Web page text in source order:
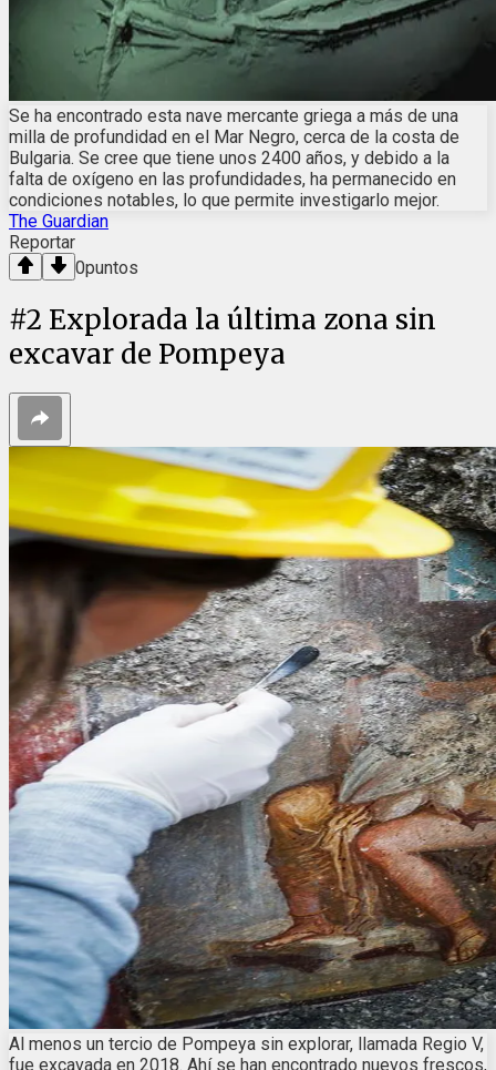
Se ha encontrado esta nave mercante griega a más de una
milla de profundidad en el Mar Negro, cerca de la costa de
Bulgaria. Se cree que tiene unos 2400 años, y debido a la
falta de oxígeno en las profundidades, ha permanecido en
condiciones notables, lo que permite investigarlo mejor.
The Guardian
Reportar
0puntos
#2 Explorada la última zona sin
excavar de Pompeya
Al menos un tercio de Pompeya sin explorar, llamada Regio V,
fue excavada en 2018. Ahí se han encontrado nuevos frescos,